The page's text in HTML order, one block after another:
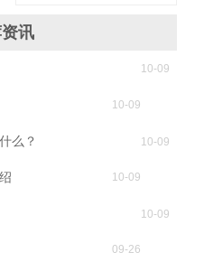
讯
10-09
10-09
么？ 10-09
10-09
10-09
09-26